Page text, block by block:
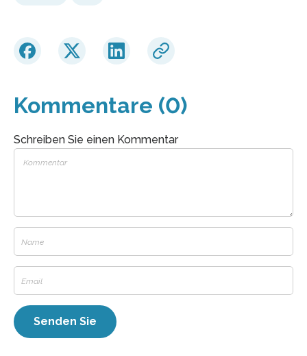
Kommentare (0)
Schreiben Sie einen Kommentar